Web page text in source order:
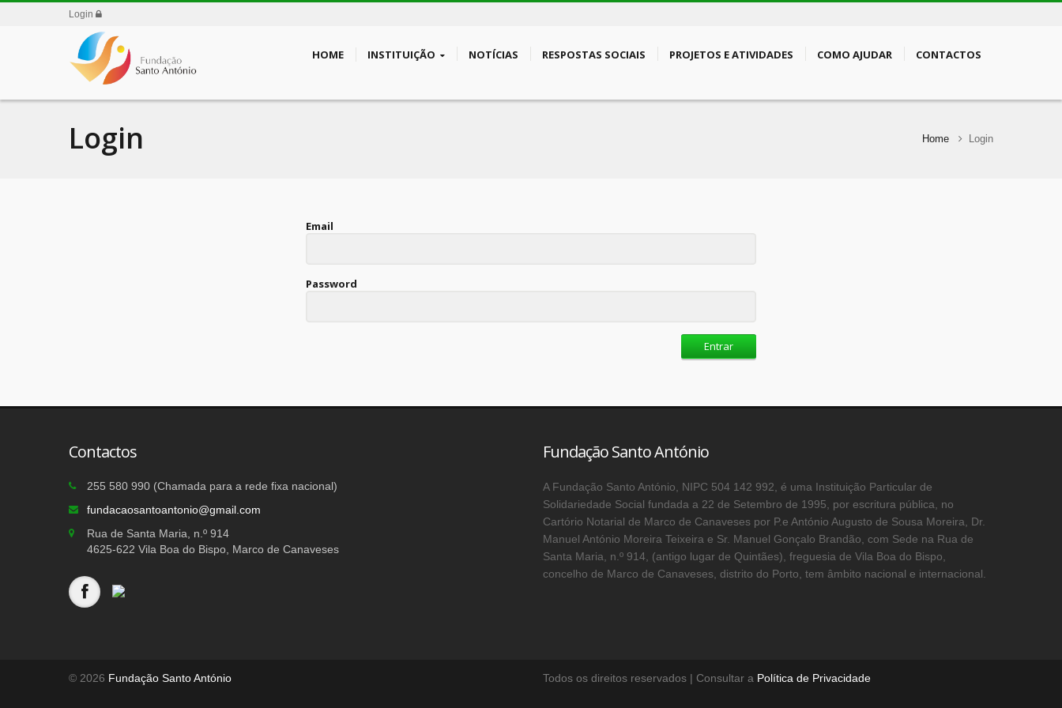
Login
HOME INSTITUIÇÃO NOTÍCIAS RESPOSTAS SOCIAIS PROJETOS E ATIVIDADES COMO AJUDAR CONTACTOS
Login Home Login
Email
Password
Entrar
Contactos
255 580 990 (Chamada para a rede fixa nacional)
fundacaosantoantonio@gmail.com
Rua de Santa Maria, n.º 914
4625-622 Vila Boa do Bispo, Marco de Canaveses
Fundação Santo António
A Fundação Santo António, NIPC 504 142 992, é uma Instituição Particular de
Solidariedade Social fundada a 22 de Setembro de 1995, por escritura pública, no
Cartório Notarial de Marco de Canaveses por P.e António Augusto de Sousa Moreira, Dr.
Manuel António Moreira Teixeira e Sr. Manuel Gonçalo Brandão, com Sede na Rua de
Santa Maria, n.º 914, (antigo lugar de Quintães), freguesia de Vila Boa do Bispo,
concelho de Marco de Canaveses, distrito do Porto, tem âmbito nacional e internacional.
© 2026 Fundação Santo António Todos os direitos reservados | Consultar a Política de Privacidade